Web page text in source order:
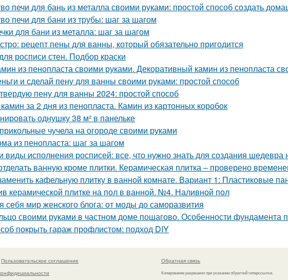
печи для бань из металла своими руками: простой способ создать
печи для бани из трубы: шаг за шагом
для бани из металла: шаг за шагом
рецепт пены для ванны, который обязательно пригодится
росписи стен. Подбор краски
из пенопласта своими руками. Декоративный камин из пенопласта
и сделай пену для ванны своими руками: простой способ
пену для ванны 2024: простой способ
за 2 дня из пенопласта. Камин из картонных коробок
однушку 38 м² в панельке
чучела на огороде своими руками
из пенопласта: шаг за шагом
виды исполнения росписей: все, что нужно знать для создания шедевра
ванную кроме плитки. Керамическая плитка – проверено
кафельную плитку в ванной комнате. Вариант 1: Пластиковые
керамической плитке на пол в ванной. №4. Наливной пол
себя мир женского блога: от моды до саморазвития
своими руками в частном доме пошагово. Особенности фундамента
покрыть гараж профлистом: подход DIY
Пользовательское соглашение
Обратная связь
Копирование разрешено при указании обратной гиперссылки.